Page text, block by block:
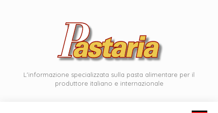
L'informazione specializzata sulla pasta alimentare per il
produttore italiano e internazionale